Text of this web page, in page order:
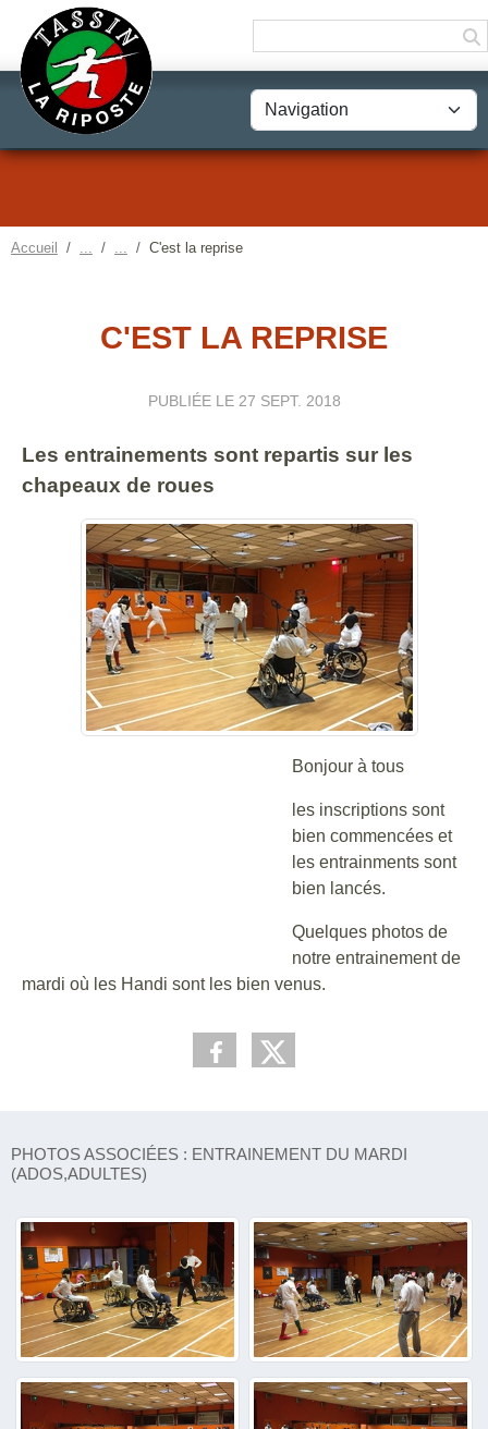
Accueil C'est la reprise
C'EST LA REPRISE
PUBLIÉE LE 27 SEPT. 2018
Les entrainements sont repartis sur les
chapeaux de roues
Bonjour à tous
les inscriptions sont
bien commencées et
les entrainments sont
bien lancés.
Quelques photos de
notre entrainement de
mardi où les Handi sont les bien venus.
PHOTOS ASSOCIÉES : ENTRAINEMENT DU MARDI
(ADOS,ADULTES)
Panneau de gestion des cookies